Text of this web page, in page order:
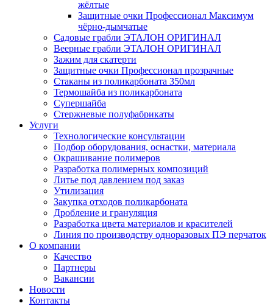
жёлтые
Защитные очки Профессионал Максимум
чёрно-дымчатые
Садовые грабли ЭТАЛОН ОРИГИНАЛ
Веерные грабли ЭТАЛОН ОРИГИНАЛ
Зажим для скатерти
Защитные очки Профессионал прозрачные
Стаканы из поликарбоната 350мл
Термошайба из поликарбоната
Супершайба
Стержневые полуфабрикаты
Услуги
Технологические консультации
Подбор оборудования, оснастки, материала
Окрашивание полимеров
Разработка полимерных композиций
Литье под давлением под заказ
Утилизация
Закупка отходов поликарбоната
Дробление и грануляция
Разработка цвета материалов и красителей
Линия по производству одноразовых ПЭ перчаток
О компании
Качество
Партнеры
Вакансии
Новости
Контакты